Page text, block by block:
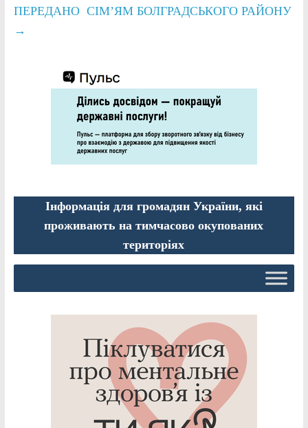
ПЕРЕДАНО СІМ’ЯМ БОЛГРАДСЬКОГО РАЙОНУ
→
Інформація для громадян України, які
проживають на тимчасово окупованих
територіях